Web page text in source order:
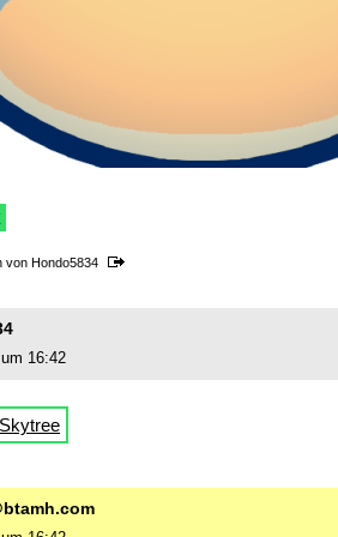
von Hondo5834
16:42
Skytree